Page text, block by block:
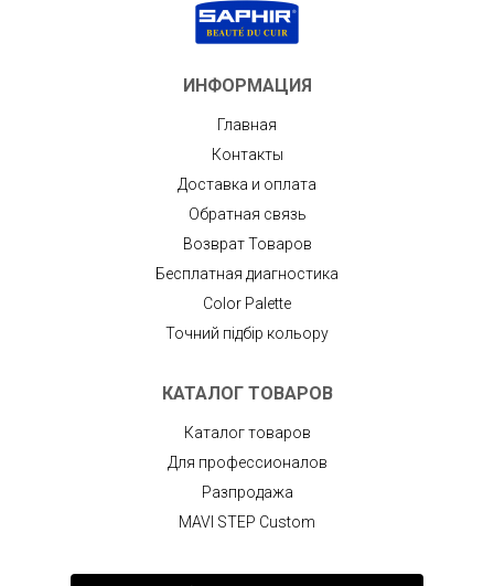
ИНФОРМАЦИЯ
Главная
Контакты
Доставка и оплата
Обратная связь
Возврат Товаров
Бесплатная диагностика
Color Palette
Точний підбір кольору
КАТАЛОГ ТОВАРОВ
Каталог товаров
Для профессионалов
Разпродажа
MAVI STEP Custom